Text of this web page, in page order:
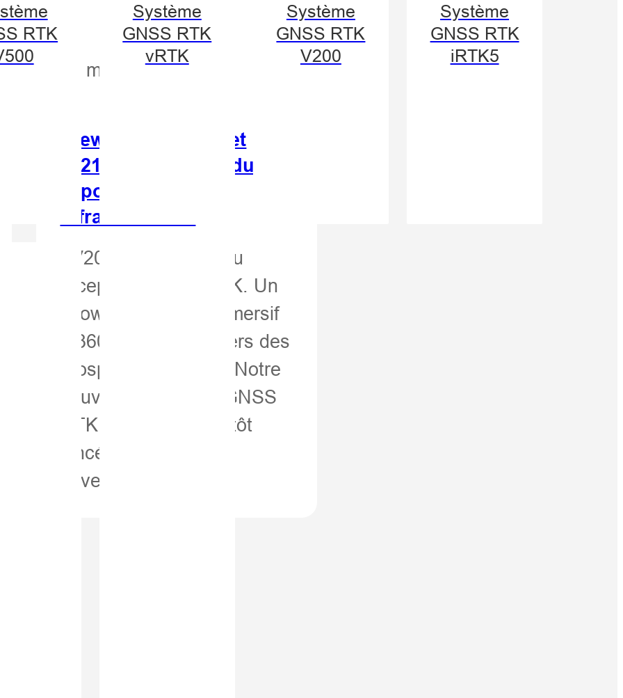
RTK
Système
GNSS RTK
vRTK
Système
GNSS RTK
V200
Système
GNSS RTK
iRTK5
18 mai 2022
[Newsletter de juillet
2021] Nouveau produit,
exposition
rafraîchissante
V200 — Le nouveau
récepteur GNSS RTK. Un
showroom virtuel immersif
à 360° vous guide vers des
prospects satisfaits. Notre
nouveau récepteur GNSS
RTK V200 sera bientôt
lancé. Comment
développer…